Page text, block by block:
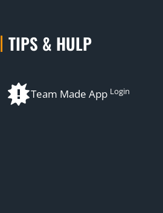
TIPS & HULP
Team Made App Login